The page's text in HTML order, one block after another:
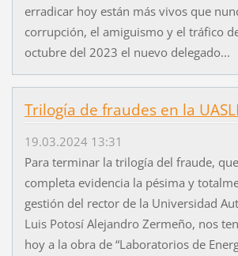
erradicar hoy están más vivos que
corrupción, el amiguismo y el tráfico
octubre del 2023 el nuevo delegado...
Trilogía de fraudes en la
19.03.2024 13:31
Para terminar la trilogía del fraude,
completa evidencia la pésima y
gestión del rector de la Universidad
Luis Potosí Alejandro Zermeño, nos
hoy a la obra de “Laboratorios de